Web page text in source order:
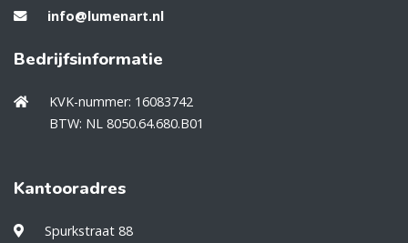
info@lumenart.nl
Bedrijfsinformatie
KVK-nummer: 16083742
BTW: NL 8050.64.680.B01
Kantooradres
Spurkstraat 88